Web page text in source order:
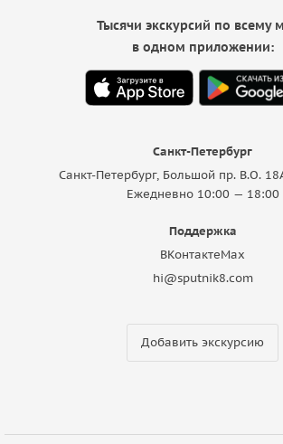
Санкт-Петербург
Санкт-Петербург, Большой пр. В.О.
Ежедневно 10:00 — 18:00
Поддержка
ВКонтактеMax
hi@sputnik8.com
Добавить экскурсию
Тысячи экскурсий по всему
в одном приложении: